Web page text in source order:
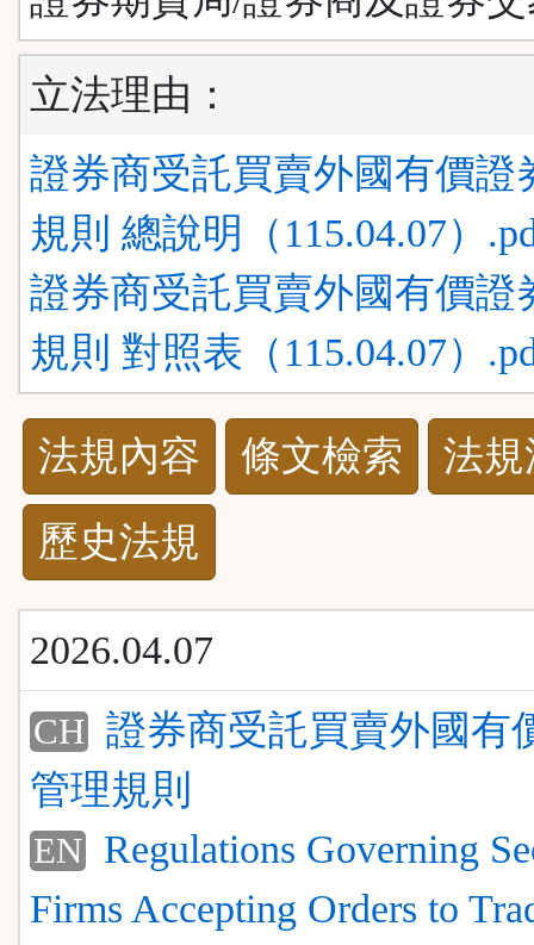
立法理由：
證券商受託買賣外國有價證
規則 總說明（115.04.07）
證券商受託買賣外國有價證
規則 對照表（115.04.07）
法
規
功
能
按
鈕
區
法規內容 條文檢索
法
歷史法規
2026.04.07
CH 證券商受託買賣外國有
管理規則
EN Regulations Governing
Firms Accepting Orders to